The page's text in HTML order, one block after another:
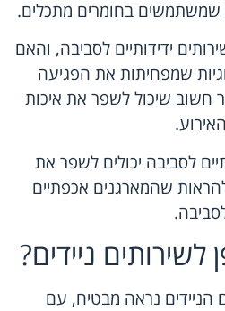
שמשתמשים בחומרים מתכלים.
ידידותיים לסביבה, והאם
שמפחיתות את הפגיעה
חשוב שיכול לשפר את איכות
האירוע.
לסביבה יכולים לשפר את
שהמארגנים אכפתיים
ניידים?
הניידים נראה מבטיח, עם